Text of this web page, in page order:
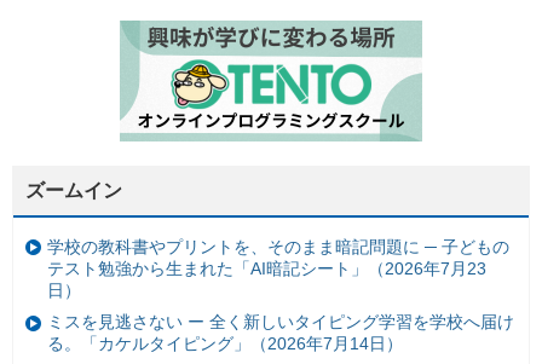
ズームイン
学校の教科書やプリントを、そのまま暗記問題に ─ 子どもの
テスト勉強から生まれた「AI暗記シート」（2026年7月23
日）
ミスを見逃さない ー 全く新しいタイピング学習を学校へ届け
る。「カケルタイピング」（2026年7月14日）